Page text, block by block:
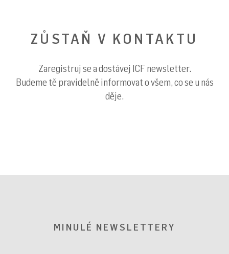
ZŮSTAŇ V KONTAKTU
Zaregistruj se a dostávej ICF newsletter.
Budeme tě pravidelně informovat o všem, co se u nás
děje.
MINULÉ NEWSLETTERY